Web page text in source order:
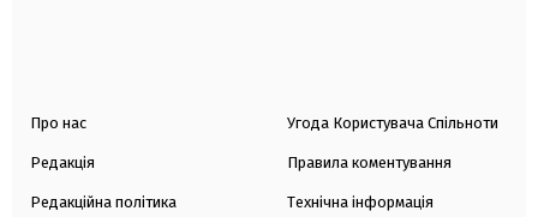
Про нас
Редакція
Редакційна політика
Угода Користувача Спільноти
Правила коментування
Технічна інформація